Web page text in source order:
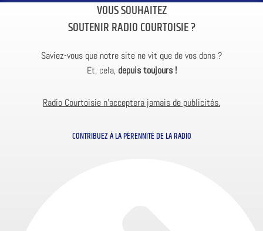
VOUS SOUHAITEZ
SOUTENIR RADIO COURTOISIE ?
Saviez-vous que notre site ne vit que de vos dons ?
Et, cela, depuis toujours !
Radio Courtoisie n’acceptera jamais de publicités.
CONTRIBUEZ À LA PÉRENNITÉ DE LA RADIO